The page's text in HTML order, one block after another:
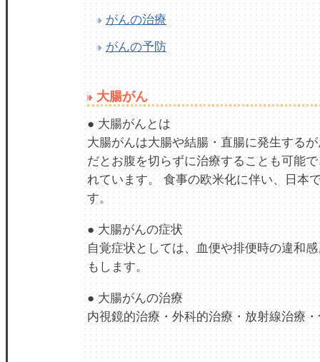
がんの治療
がんの予防
大腸がん
● 大腸がんとは
大腸がんは大腸や結腸・直腸に発生する
だとお腹を切らずに治療することも可能
れています。 食事の欧米化に伴い、日本
す。
● 大腸がんの症状
自覚症状としては、血便や排便時の違和
もします。
● 大腸がんの治療
内視鏡的治療・外科的治療・放射線治療